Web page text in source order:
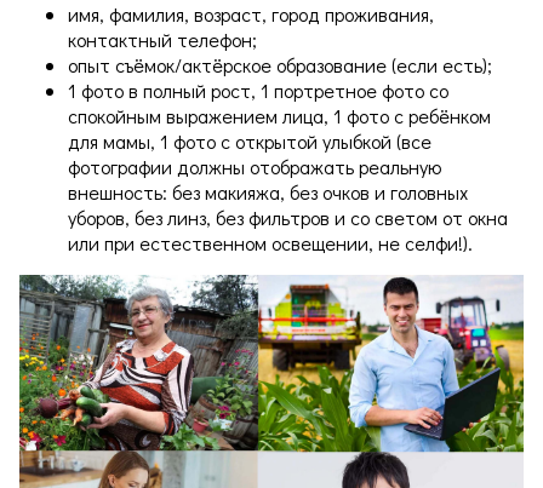
имя, фамилия, возраст, город проживания,
контактный телефон;
опыт съёмок/актёрское образование (если есть);
1 фото в полный рост, 1 портретное фото со
спокойным выражением лица, 1 фото с ребёнком
для мамы, 1 фото с открытой улыбкой (все
фотографии должны отображать реальную
внешность: без макияжа, без очков и головных
уборов, без линз, без фильтров и со светом от окна
или при естественном освещении, не селфи!).